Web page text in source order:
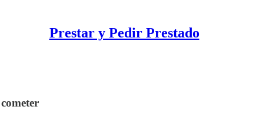
Prestar y Pedir Prestado